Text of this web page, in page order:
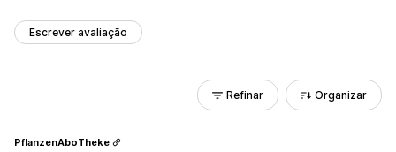
Escrever avaliação
Refinar Organizar
PflanzenAboTheke